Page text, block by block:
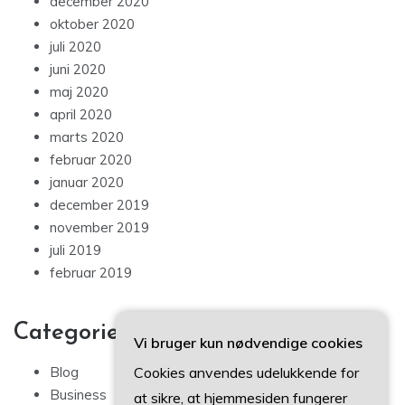
oktober 2020
juli 2020
juni 2020
maj 2020
april 2020
marts 2020
februar 2020
januar 2020
december 2019
november 2019
juli 2019
februar 2019
Categories
Blog
Business
Vi bruger kun nødvendige cookies
Cookies anvendes udelukkende for
at sikre, at hjemmesiden fungerer